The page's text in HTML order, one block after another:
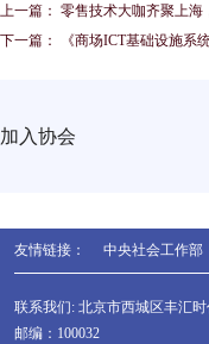
上一篇： 零售技术大咖齐聚上海
下一篇：
《商场ICT基础设施系
加入协会
友情链接： 中央社会工作部
联系我们: 北京市西城区丰汇
邮编：100032